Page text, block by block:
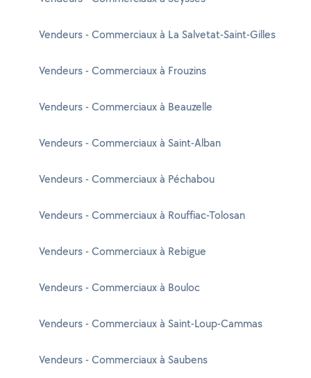
Vendeurs - Commerciaux à La Salvetat-Saint-Gilles
Vendeurs - Commerciaux à Frouzins
Vendeurs - Commerciaux à Beauzelle
Vendeurs - Commerciaux à Saint-Alban
Vendeurs - Commerciaux à Péchabou
Vendeurs - Commerciaux à Rouffiac-Tolosan
Vendeurs - Commerciaux à Rebigue
Vendeurs - Commerciaux à Bouloc
Vendeurs - Commerciaux à Saint-Loup-Cammas
Vendeurs - Commerciaux à Saubens